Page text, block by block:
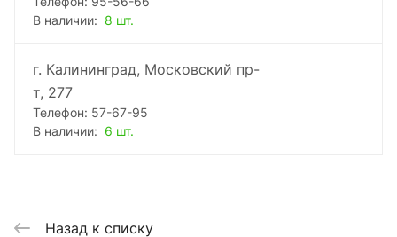
В наличии: 8 шт.
г. Калининград, Московский пр-
т, 277
Телефон: 57-67-95
В наличии: 6 шт.
Назад к списку